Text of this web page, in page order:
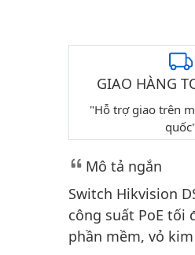
GIAO HÀNG
"Hỗ trợ giao trên
quốc"
Mô tả ngắn
Switch Hikvision
công suất PoE tối
phần mềm, vỏ